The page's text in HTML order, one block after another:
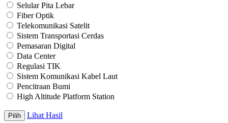
Selular Pita Lebar
Fiber Optik
Telekomunikasi Satelit
Sistem Transportasi Cerdas
Pemasaran Digital
Data Center
Regulasi TIK
Sistem Komunikasi Kabel Laut
Pencitraan Bumi
High Altitude Platform Station
Lihat Hasil